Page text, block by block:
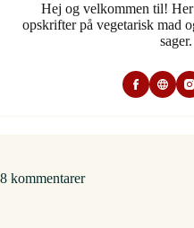
Hej og velkommen til!
opskrifter på vegetarisk mad
sager.
8 kommentarer